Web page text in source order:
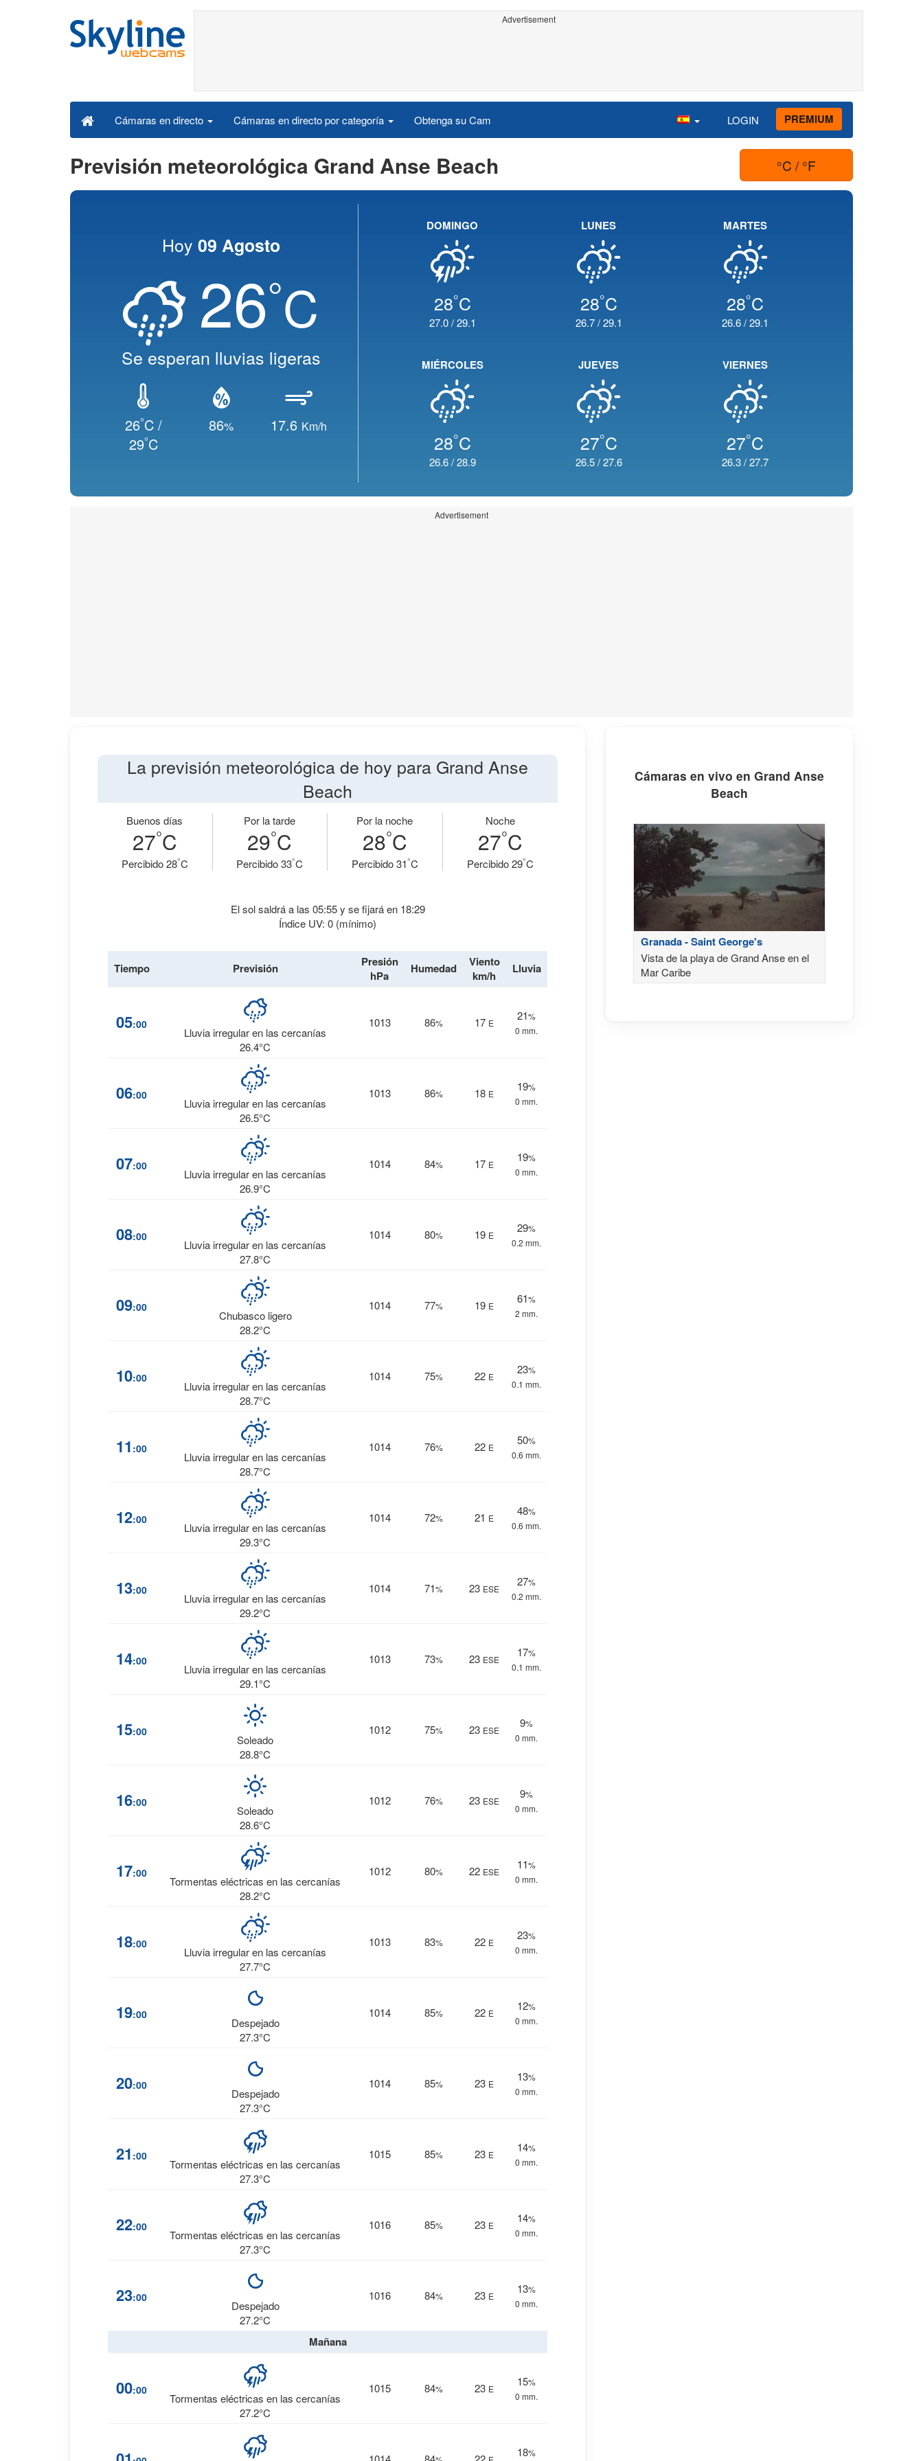
Advertisement
Cámaras en directo Cámaras en directo por categoría Obtenga su Cam LOGIN PREMIUM
Previsión meteorológica Grand Anse Beach °C / °F
Hoy 09 Agosto
26°C
Se esperan lluvias ligeras
26°C /
29°C
86% 17.6 Km/h
DOMINGO
28°C
27.0/29.1
LUNES
28°C
26.7/29.1
MARTES
28°C
26.6/29.1
MIÉRCOLES
28°C
26.6/28.9
JUEVES
27°C
26.5/27.6
VIERNES
27°C
26.3/27.7
Advertisement
La previsión meteorológica de hoy para Grand Anse
Beach
Buenos días
27°C
Percibido 28°C
Por la tarde
29°C
Percibido 33°C
Por la noche
28°C
Percibido 31°C
Noche
27°C
Percibido 29°C
El sol saldrá a las 05:55 y se fijará en 18:29
Índice UV: 0 (mínimo)
Tiempo Previsión
Presión
hPa
Humedad
Viento
km/h
Lluvia
05:00
Lluvia irregular en las cercanías
26.4°C
1013 86% 17 E
21%
0 mm.
06:00
Lluvia irregular en las cercanías
26.5°C
1013 86% 18 E
19%
0 mm.
07:00
Lluvia irregular en las cercanías
26.9°C
1014 84% 17 E
19%
0 mm.
08:00
Lluvia irregular en las cercanías
27.8°C
1014 80% 19 E
29%
0.2 mm.
09:00
Chubasco ligero
28.2°C
1014 77% 19 E
61%
2 mm.
10:00
Lluvia irregular en las cercanías
28.7°C
1014 75% 22 E
23%
0.1 mm.
11 :00
Lluvia irregular en las cercanías
28.7°C
1014 76% 22 E
50%
0.6 mm.
12:00
Lluvia irregular en las cercanías
29.3°C
1014 72% 21 E
48%
0.6 mm.
13:00
Lluvia irregular en las cercanías
29.2°C
1014 71% 23 ESE
27%
0.2 mm.
14:00
Lluvia irregular en las cercanías
29.1°C
1013 73% 23 ESE
17%
0.1 mm.
15:00
Soleado
28.8°C
1012 75% 23 ESE
9%
0 mm.
16:00
Soleado
28.6°C
1012 76% 23 ESE
9%
0 mm.
17:00
Tormentas eléctricas en las cercanías
28.2°C
1012 80% 22 ESE
11%
0 mm.
18:00
Lluvia irregular en las cercanías
27.7°C
1013 83% 22 E
23%
0 mm.
19:00
Despejado
27.3°C
1014 85% 22 E
12%
0 mm.
20:00
Despejado
27.3°C
1014 85% 23 E
13%
0 mm.
21 :00
Tormentas eléctricas en las cercanías
27.3°C
1015 85% 23 E
14%
0 mm.
22:00
Tormentas eléctricas en las cercanías
27.3°C
1016 85% 23 E
14%
0 mm.
23:00
Despejado
27.2°C
1016 84% 23 E
13%
0 mm.
Mañana
00:00
Tormentas eléctricas en las cercanías
27.2°C
1015 84% 23 E
15%
0 mm.
18%
Cámaras en vivo en Grand Anse
Beach
Granada - Saint George's
Vista de la playa de Grand Anse en el
Mar Caribe